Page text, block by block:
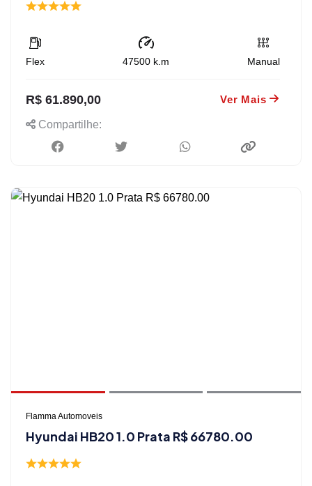
Flex 47500 k.m Manual
R$ 61.890,00 Ver Mais
Compartilhe:
Flamma Automoveis
Hyundai HB20 1.0 Prata R$ 66780.00